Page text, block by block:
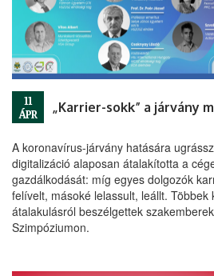
11
ÁPR
„Karrier-sokk” a járvány
A koronavírus-járvány hatására
digitalizáció alaposan átalakította a
gazdálkodását: míg egyes dolgozók
felívelt, másoké lelassult, leállt. Többek
átalakulásról beszélgettek
Szimpóziumon.